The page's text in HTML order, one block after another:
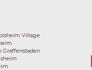
Village
Graffenstaden